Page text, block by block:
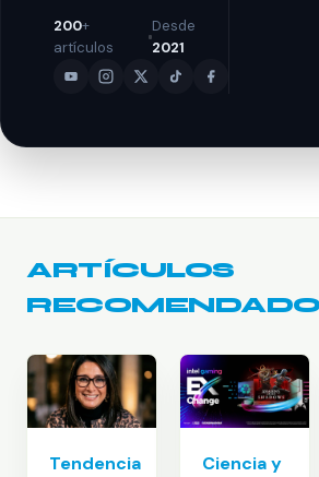
200+
artículos
Desde
2021
ARTÍCULOS
Tendencia
Ciencia y